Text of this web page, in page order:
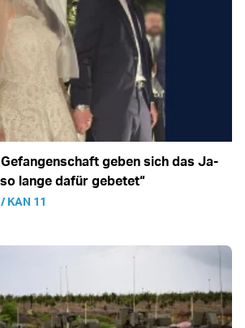
geben sich das Ja-
lange dafür gebetet“
KAN 11